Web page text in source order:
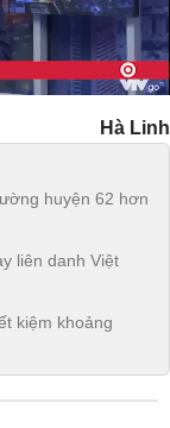
Hà Linh
huyện 62 hơn
liên danh Việt
kiệm khoảng